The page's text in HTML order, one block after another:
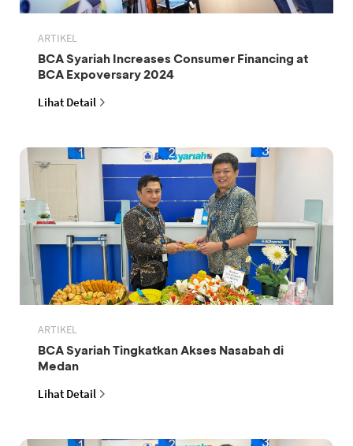
ARTIKEL
BCA Syariah Increases Consumer Financing at
BCA Expoversary 2024
Lihat Detail
ARTIKEL
BCA Syariah Tingkatkan Akses Nasabah di
Medan
Lihat Detail